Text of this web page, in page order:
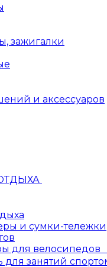
зажигалки
и аксессуаров
и сумки-тележки
для велосипедов
занятий